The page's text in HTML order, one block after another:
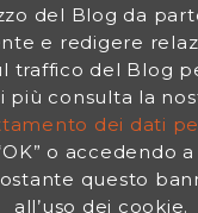
è ispirare la
contribuire al benessere
contesto si inserisce InOrto,
terra e del rispetto
PRIVACY|NOTE
del Blog da
e redigere
traffico del Blog
più consulta la
dei dati
o accedendo
questo
all’uso dei cookie.